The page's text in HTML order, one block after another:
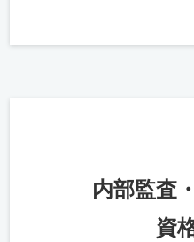
内部監査
資